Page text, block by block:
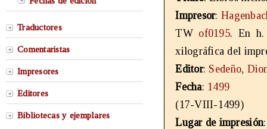
Traductores
Comentaristas
Impresores
Editores
Bibliotecas y ejemplares
Impresor:
TW of0195. En h.
xilográfica del
Editor: Sedeño,
Fecha: 1499
(17-VIII-1499)
Lugar de impresión